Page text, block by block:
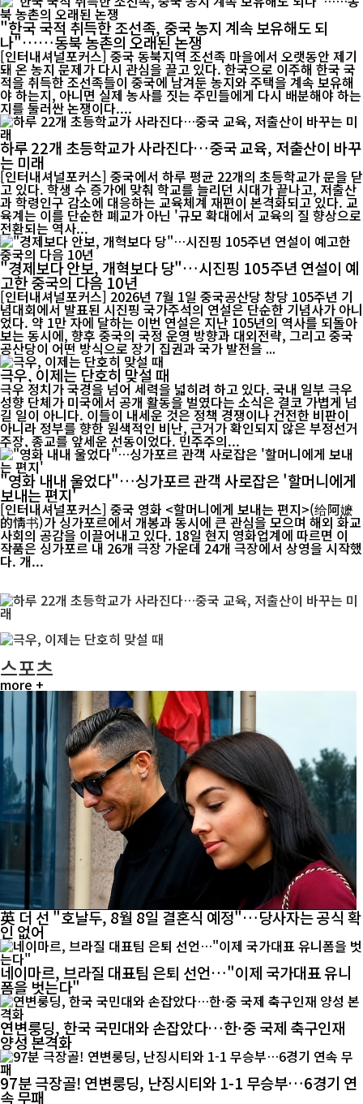
"한국 국적 취득한 조선족, 중국 농지 계속 보유해도 되
나"……동북 농촌의 오래된 논쟁
[인터내셔널포커스] 중국 동북지역 조선족 마을에서 오랫동안 제기
돼 온 농지 문제가 다시 관심을 끌고 있다. 한국으로 이주해 한국 국
적을 취득한 조선족들이 중국에 남겨둔 농지와 주택을 계속 보유해
야 하는지, 아니면 실제 농사를 짓는 주민들에게 다시 배분해야 하는
지를 둘러싼 논쟁이다....
하루 22개 초등학교가 사라진다…중국 교육, 저출산이 바꾸
는 미래
[인터내셔널포커스] 중국에서 하루 평균 22개의 초등학교가 문을 닫
고 있다. 학생 수 증가에 맞춰 학교를 늘리던 시대가 끝나고, 저출산
과 학령인구 감소에 대응하는 교육체계 재편이 본격화되고 있다. 교
육계는 이를 단순한 폐교가 아닌 '규모 확대에서 교육의 질 향상으로
전환되는 역사...
"경제보다 안보, 개혁보다 당"…시진핑 105주년 연설이 예
고한 중국의 다음 10년
[인터내셔널포커스] 2026년 7월 1일 중국공산당 창당 105주년 기
념대회에서 발표된 시진핑 국가주석의 연설은 단순한 기념사가 아니
었다. 약 1만 자에 달하는 이번 연설은 지난 105년의 역사를 되돌아
보는 동시에, 향후 중국의 국정 운영 방향과 대외전략, 그리고 중국
공산당이 어떤 방식으로 장기 집권과 국가 발전을 ...
극우, 이제는 단호히 맞설 때
극우 정치가 국경을 넘어 세력을 넓히려 하고 있다. 국내 일부 극우
성향 단체가 미국에서 공개 활동을 벌였다는 소식은 결코 가볍게 넘
길 일이 아니다. 이들이 내세운 것은 정책 경쟁이나 건전한 비판이
아니라 정부를 향한 원색적인 비난, 근거가 확인되지 않은 부정선거
주장, 종교를 앞세운 선동이었다. 민주주의...
"영화 내내 울었다"…싱가포르 관객 사로잡은 '할머니에게
보내는 편지'
[인터내셔널포커스] 중국 영화 <할머니에게 보내는 편지>(给阿嬷
的情书)가 싱가포르에서 개봉과 동시에 큰 관심을 모으며 해외 화교
사회의 공감을 이끌어내고 있다. 18일 현지 영화업계에 따르면 이
작품은 싱가포르 내 26개 극장 가운데 24개 극장에서 상영을 시작했
다. 개...
스포츠
more +
英 더 선 "호날두, 8월 8일 결혼식 예정"…당사자는 공식 확
인 없어
네이마르, 브라질 대표팀 은퇴 선언…"이제 국가대표 유니
폼을 벗는다"
연변룽딩, 한국 국민대와 손잡았다…한·중 국제 축구인재
양성 본격화
97분 극장골! 연변룽딩, 난징시티와 1-1 무승부…6경기 연
속 무패